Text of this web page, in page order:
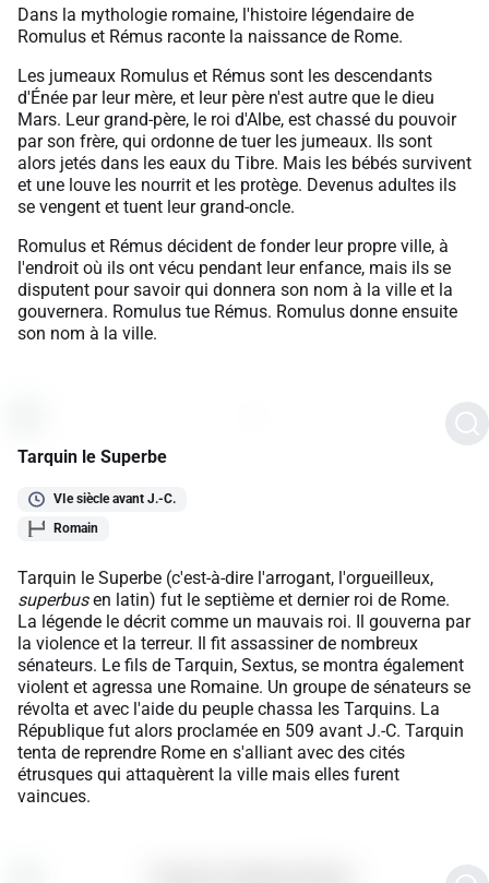
Dans la mythologie romaine, l'histoire légendaire de
Romulus et Rémus raconte la naissance de Rome.
Les jumeaux Romulus et Rémus sont les descendants
d'Énée par leur mère, et leur père n'est autre que le dieu
Mars. Leur grand-père, le roi d'Albe, est chassé du pouvoir
par son frère, qui ordonne de tuer les jumeaux. Ils sont
alors jetés dans les eaux du Tibre. Mais les bébés survivent
et une louve les nourrit et les protège. Devenus adultes ils
se vengent et tuent leur grand-oncle.
Romulus et Rémus décident de fonder leur propre ville, à
l'endroit où ils ont vécu pendant leur enfance, mais ils se
disputent pour savoir qui donnera son nom à la ville et la
gouvernera. Romulus tue Rémus. Romulus donne ensuite
son nom à la ville.
Tarquin le Superbe
VIe siècle avant J.-C.
Romain
Tarquin le Superbe (c'est-à-dire l'arrogant, l'orgueilleux,
superbusen latin) fut le septième et dernier roi de Rome.
La légende le décrit comme un mauvais roi. Il gouverna par
la violence et la terreur. Il fit assassiner de nombreux
sénateurs. Le fils de Tarquin, Sextus, se montra également
violent et agressa une Romaine. Un groupe de sénateurs se
révolta et avec l'aide du peuple chassa les Tarquins. La
République fut alors proclamée en 509 avant J.-C. Tarquin
tenta de reprendre Rome en s'alliant avec des cités
étrusques qui attaquèrent la ville mais elles furent
vaincues.